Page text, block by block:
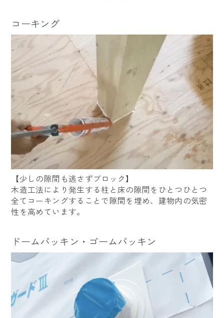
コーキング
【少しの隙間も逃さずブロック】
木造工法により発生する柱と床の隙間をひとつひとつ
全てコーキングすることで隙間を埋め、建物内の気密
性を高めています。
ドームパッキン・ゴームパッキン